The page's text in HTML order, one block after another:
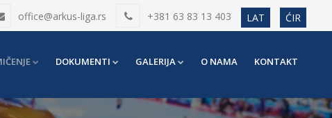
office@arkus-liga.rs +381 63 83 13 403 LAT ĆIR
DOKUMENTI GALERIJA O NAMA KONTAKT